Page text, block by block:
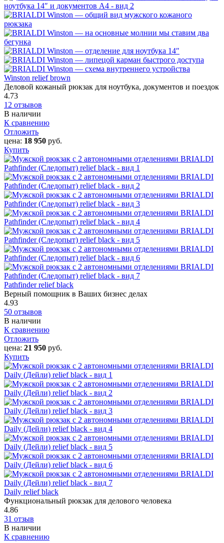
Winston relief brown
Деловой кожаный рюкзак для ноутбука, документов и поездок
4.73
12 отзывов
В наличии
К сравнению
Отложить
цена: 18 950 руб.
Купить
Pathfinder relief black
Верный помощник в Ваших бизнес делах
4.93
50 отзывов
В наличии
К сравнению
Отложить
цена: 21 950 руб.
Купить
Daily relief black
Функциональный рюкзак для делового человека
4.86
31 отзыв
В наличии
К сравнению